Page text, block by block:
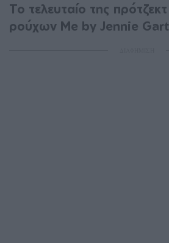
Το τελευταίο της πρότζεκτ
ρούχων Me by Jennie